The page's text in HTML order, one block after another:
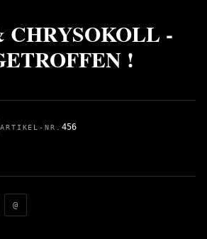
CHRYSOKOLL -
!
ARTIKEL-NR. 456
@